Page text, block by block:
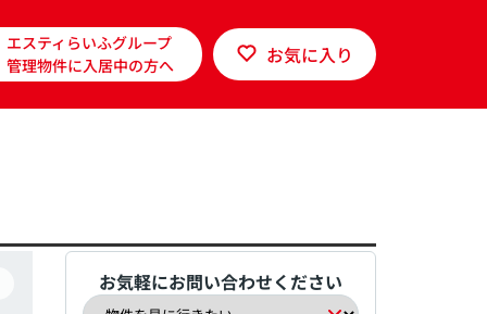
エスティらいふグループ
管理物件に入居中の方へ
お気に入り
お気軽にお問い合わせください